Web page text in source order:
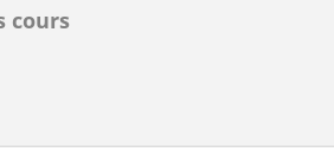
cours